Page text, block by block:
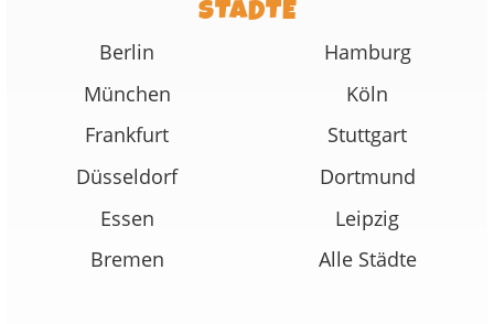
STÄDTE
Berlin
Hamburg
München
Köln
Frankfurt
Stuttgart
Düsseldorf
Dortmund
Essen
Leipzig
Bremen
Alle Städte